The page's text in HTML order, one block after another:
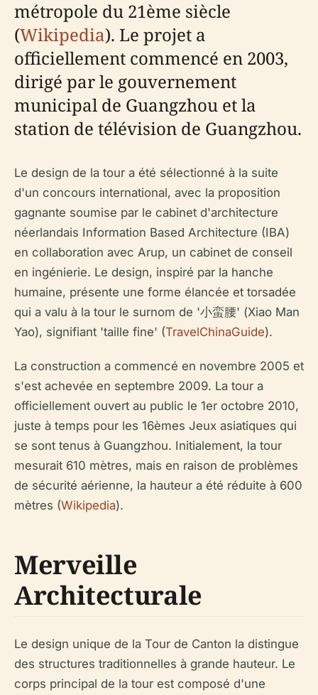
métropole du 21ème siècle
(Wikipedia). Le projet a
officiellement commencé en 2003,
dirigé par le gouvernement
municipal de Guangzhou et la
station de télévision de Guangzhou.
Le design de la tour a été sélectionné à la suite
d'un concours international, avec la proposition
gagnante soumise par le cabinet d'architecture
néerlandais Information Based Architecture (IBA)
en collaboration avec Arup, un cabinet de conseil
en ingénierie. Le design, inspiré par la hanche
humaine, présente une forme élancée et torsadée
qui a valu à la tour le surnom de '小蛮腰' (Xiao Man
Yao), signifiant 'taille fine' (TravelChinaGuide).
La construction a commencé en novembre 2005 et
s'est achevée en septembre 2009. La tour a
officiellement ouvert au public le 1er octobre 2010,
juste à temps pour les 16èmes Jeux asiatiques qui
se sont tenus à Guangzhou. Initialement, la tour
mesurait 610 mètres, mais en raison de problèmes
de sécurité aérienne, la hauteur a été réduite à 600
mètres (Wikipedia).
Merveille
Architecturale
Le design unique de la Tour de Canton la distingue
des structures traditionnelles à grande hauteur. Le
corps principal de la tour est composé d'une